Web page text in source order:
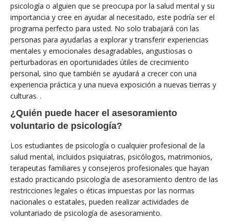
psicología o alguien que se preocupa por la salud mental y su
importancia y cree en ayudar al necesitado, este podría ser el
programa perfecto para usted. No solo trabajará con las
personas para ayudarlas a explorar y transferir experiencias
mentales y emocionales desagradables, angustiosas o
perturbadoras en oportunidades útiles de crecimiento
personal, sino que también se ayudará a crecer con una
experiencia práctica y una nueva exposición a nuevas tierras y
culturas. .
¿Quién puede hacer el asesoramiento
voluntario de psicología?
Los estudiantes de psicología o cualquier profesional de la
salud mental, incluidos psiquiatras, psicólogos, matrimonios,
terapeutas familiares y consejeros profesionales que hayan
estado practicando psicología de asesoramiento dentro de las
restricciones legales o éticas impuestas por las normas
nacionales o estatales, pueden realizar actividades de
voluntariado de psicología de asesoramiento.